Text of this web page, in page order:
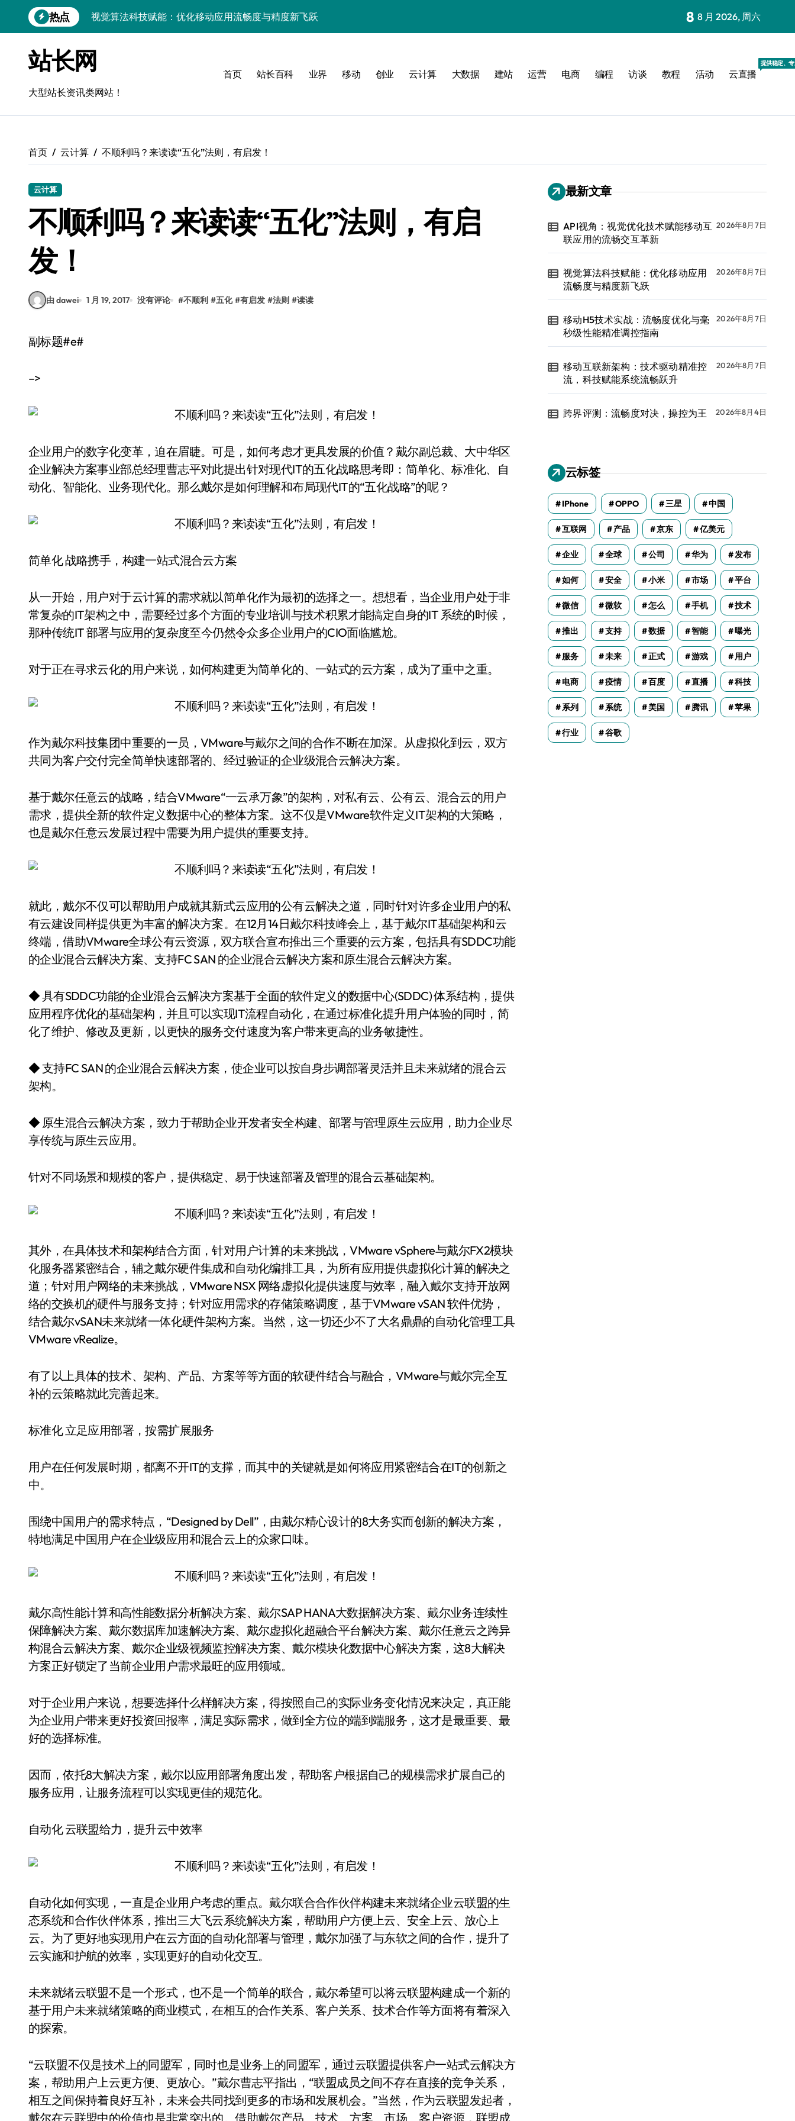
到
热点
视觉算法科技赋能：优化移动应用流畅度与精度新飞跃
移动互联新架构：技术驱动精准控流，科技赋能系统流畅跃升
跨界评测：流畅度对决，操控为王
深度评测：交互优化赋能移动端流畅体验
移动互联产品流畅度深度评测：优化体验新标准
API视角：视觉优化技术赋能移动互联应用的流畅交互革新
8 8 月 2026, 周六
站长网
大型站长资讯类网站！
首页 站长百科 业界 移动 创业 云计算 大数据 建站 运营 电商 编程 访谈 教程 活动 云直播
提供稳定、
首页 云计算 不顺利吗？来读读“五化”法则，有启发！
云计算
不顺利吗？来读读“五化”法则，有启
发！
由 dawei 1 月 19, 2017 没有评论 #不顺利 #五化 #有启发 #法则 #读读
副标题#e#
–>
企业用户的数字化变革，迫在眉睫。可是，如何考虑才更具发展的价值？戴尔副总裁、大中华区
企业解决方案事业部总经理曹志平对此提出针对现代IT的五化战略思考即：简单化、标准化、自
动化、智能化、业务现代化。那么戴尔是如何理解和布局现代IT的“五化战略”的呢？
简单化 战略携手，构建一站式混合云方案
从一开始，用户对于云计算的需求就以简单化作为最初的选择之一。想想看，当企业用户处于非
常复杂的IT架构之中，需要经过多个方面的专业培训与技术积累才能搞定自身的IT 系统的时候，
那种传统IT 部署与应用的复杂度至今仍然令众多企业用户的CIO面临尴尬。
对于正在寻求云化的用户来说，如何构建更为简单化的、一站式的云方案，成为了重中之重。
作为戴尔科技集团中重要的一员，VMware与戴尔之间的合作不断在加深。从虚拟化到云，双方
共同为客户交付完全简单快速部署的、经过验证的企业级混合云解决方案。
基于戴尔任意云的战略，结合VMware“一云承万象”的架构，对私有云、公有云、混合云的用户
需求，提供全新的软件定义数据中心的整体方案。这不仅是VMware软件定义IT架构的大策略，
也是戴尔任意云发展过程中需要为用户提供的重要支持。
就此，戴尔不仅可以帮助用户成就其新式云应用的公有云解决之道，同时针对许多企业用户的私
有云建设同样提供更为丰富的解决方案。在12月14日戴尔科技峰会上，基于戴尔IT基础架构和云
终端，借助VMware全球公有云资源，双方联合宣布推出三个重要的云方案，包括具有SDDC功能
的企业混合云解决方案、支持FC SAN 的企业混合云解决方案和原生混合云解决方案。
◆ 具有SDDC功能的企业混合云解决方案基于全面的软件定义的数据中心(SDDC) 体系结构，提供
应用程序优化的基础架构，并且可以实现IT流程自动化，在通过标准化提升用户体验的同时，简
化了维护、修改及更新，以更快的服务交付速度为客户带来更高的业务敏捷性。
◆ 支持FC SAN 的企业混合云解决方案，使企业可以按自身步调部署灵活并且未来就绪的混合云
架构。
◆ 原生混合云解决方案，致力于帮助企业开发者安全构建、部署与管理原生云应用，助力企业尽
享传统与原生云应用。
针对不同场景和规模的客户，提供稳定、易于快速部署及管理的混合云基础架构。
其外，在具体技术和架构结合方面，针对用户计算的未来挑战，VMware vSphere与戴尔FX2模块
化服务器紧密结合，辅之戴尔硬件集成和自动化编排工具，为所有应用提供虚拟化计算的解决之
道；针对用户网络的未来挑战，VMware NSX 网络虚拟化提供速度与效率，融入戴尔支持开放网
络的交换机的硬件与服务支持；针对应用需求的存储策略调度，基于VMware vSAN 软件优势，
结合戴尔vSAN未来就绪一体化硬件架构方案。当然，这一切还少不了大名鼎鼎的自动化管理工具
VMware vRealize。
有了以上具体的技术、架构、产品、方案等等方面的软硬件结合与融合，VMware与戴尔完全互
补的云策略就此完善起来。
标准化 立足应用部署，按需扩展服务
用户在任何发展时期，都离不开IT的支撑，而其中的关键就是如何将应用紧密结合在IT的创新之
中。
围绕中国用户的需求特点，“Designed by Dell”，由戴尔精心设计的8大务实而创新的解决方案，
特地满足中国用户在企业级应用和混合云上的众家口味。
戴尔高性能计算和高性能数据分析解决方案、戴尔SAP HANA大数据解决方案、戴尔业务连续性
保障解决方案、戴尔数据库加速解决方案、戴尔虚拟化超融合平台解决方案、戴尔任意云之跨异
构混合云解决方案、戴尔企业级视频监控解决方案、戴尔模块化数据中心解决方案，这8大解决
方案正好锁定了当前企业用户需求最旺的应用领域。
对于企业用户来说，想要选择什么样解决方案，得按照自己的实际业务变化情况来决定，真正能
为企业用户带来更好投资回报率，满足实际需求，做到全方位的端到端服务，这才是最重要、最
好的选择标准。
因而，依托8大解决方案，戴尔以应用部署角度出发，帮助客户根据自己的规模需求扩展自己的
服务应用，让服务流程可以实现更佳的规范化。
自动化 云联盟给力，提升云中效率
自动化如何实现，一直是企业用户考虑的重点。戴尔联合合作伙伴构建未来就绪企业云联盟的生
态系统和合作伙伴体系，推出三大飞云系统解决方案，帮助用户方便上云、安全上云、放心上
云。为了更好地实现用户在云方面的自动化部署与管理，戴尔加强了与东软之间的合作，提升了
云实施和护航的效率，实现更好的自动化交互。
未来就绪云联盟不是一个形式，也不是一个简单的联合，戴尔希望可以将云联盟构建成一个新的
基于用户未来就绪策略的商业模式，在相互的合作关系、客户关系、技术合作等方面将有着深入
的探索。
“云联盟不仅是技术上的同盟军，同时也是业务上的同盟军，通过云联盟提供客户一站式云解决方
案，帮助用户上云更方便、更放心。”戴尔曹志平指出，“联盟成员之间不存在直接的竞争关系，
相互之间保持着良好互补，未来会共同找到更多的市场和发展机会。”当然，作为云联盟发起者，
戴尔在云联盟中的价值也是非常突出的。借助戴尔产品、技术、方案、市场、客户资源，联盟成
最新文章
API视角：视觉优化技术赋能移动互
联应用的流畅交互革新
2026年8月7日
视觉算法科技赋能：优化移动应用
流畅度与精度新飞跃
2026年8月7日
移动H5技术实战：流畅度优化与毫
秒级性能精准调控指南
2026年8月7日
移动互联新架构：技术驱动精准控
流，科技赋能系统流畅跃升
2026年8月7日
跨界评测：流畅度对决，操控为王 2026年8月4日
云标签
IPhone OPPO 三星 中国
互联网 产品 京东 亿美元
企业 全球 公司 华为 发布
如何 安全 小米 市场 平台
微信 微软 怎么 手机 技术
推出 支持 数据 智能 曝光
服务 未来 正式 游戏 用户
电商 疫情 百度 直播 科技
系列 系统 美国 腾讯 苹果
行业 谷歌